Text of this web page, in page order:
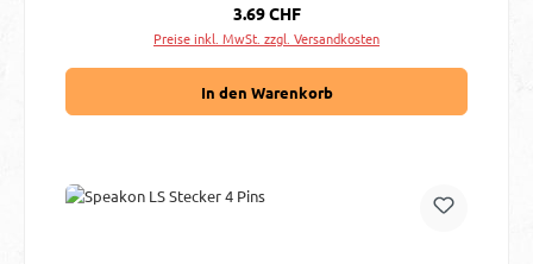
Regulärer Preis:
3.69 CHF
Preise inkl. MwSt. zzgl. Versandkosten
In den Warenkorb